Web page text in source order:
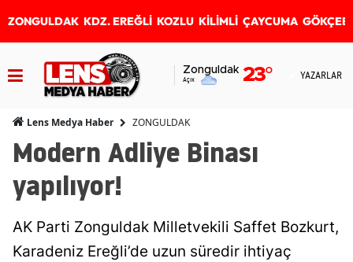
ZONGULDAK KDZ. EREĞLİ KOZLU KİLİMLİ ÇAYCUMA
Zonguldak
Açık 23° YAZARLAR
Lens Medya Haber ZONGULDAK
Modern Adliye Binası
yapılıyor!
AK Parti Zonguldak Milletvekili Saffet Bozkurt,
Karadeniz Ereğli’de uzun süredir ihtiyaç